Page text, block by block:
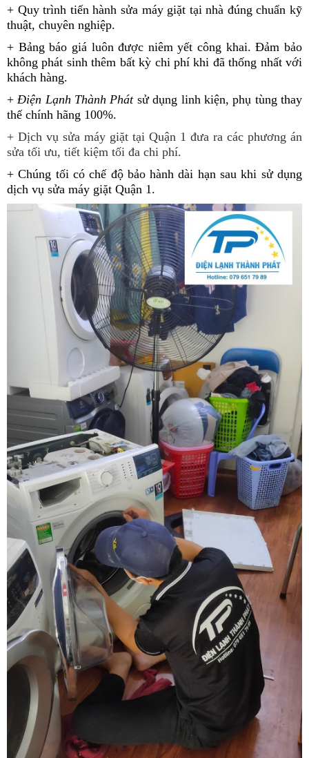
+ Quy trình tiến hành sửa máy giặt tại nhà đúng chuẩn kỹ
thuật, chuyên nghiệp.
+ Bảng báo giá luôn được niêm yết công khai. Đảm bảo
không phát sinh thêm bất kỳ chi phí khi đã thống nhất với
khách hàng.
+Điện Lạnh Thành Phátsử dụng linh kiện, phụ tùng thay
thế chính hãng 100%.
+ Dịch vụ sửa máy giặt tại Quận 1 đưa ra các phương án
sửa tối ưu, tiết kiệm tối đa chi phí.
+ Chúng tối có chế độ bảo hành dài hạn sau khi sử dụng
dịch vụ sửa máy giặt Quận 1.